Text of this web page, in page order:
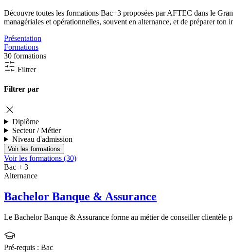
Découvre toutes les formations Bac+3 proposées par AFTEC dans le
managériales et opérationnelles, souvent en alternance, et de préparer
Présentation
Formations
30 formations
Filtrer
Filtrer par
Diplôme
Secteur / Métier
Niveau d'admission
Voir les formations (30)
Bac + 3
Alternance
Bachelor Banque & Assurance
Le Bachelor Banque & Assurance forme au métier de conseiller clientèle
Pré-requis : Bac